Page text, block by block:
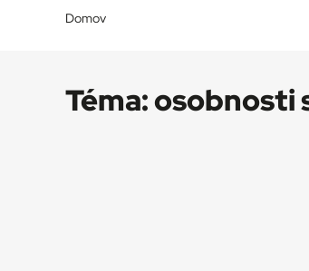
Domov
Téma:osobnosti